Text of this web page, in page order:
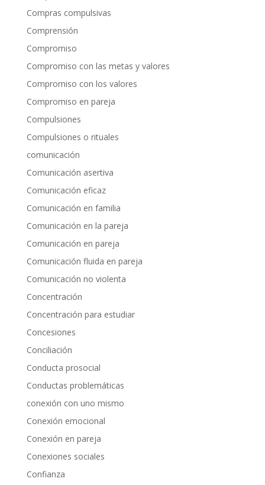
Compras compulsivas
Comprensión
Compromiso
Compromiso con las metas y valores
Compromiso con los valores
Compromiso en pareja
Compulsiones
Compulsiones o rituales
comunicación
Comunicación asertiva
Comunicación eficaz
Comunicación en familia
Comunicación en la pareja
Comunicación en pareja
Comunicación fluida en pareja
Comunicación no violenta
Concentración
Concentración para estudiar
Concesiones
Conciliación
Conducta prosocial
Conductas problemáticas
conexión con uno mismo
Conexión emocional
Conexión en pareja
Conexiones sociales
Confianza